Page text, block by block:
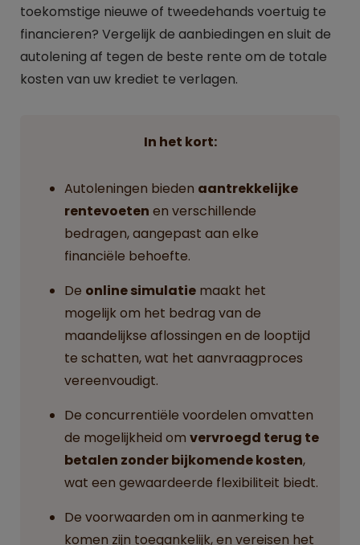
toekomstige nieuwe of tweedehands voertuig te
financieren? Vergelijk de aanbiedingen en sluit de
autolening af tegen de beste rente om de totale
kosten van uw krediet te verlagen.
In het kort:
Autoleningen bieden aantrekkelijke
rentevoeten en verschillende
bedragen, aangepast aan elke
financiële behoefte.
De online simulatie maakt het
mogelijk om het bedrag van de
maandelijkse aflossingen en de looptijd
te schatten, wat het aanvraagproces
vereenvoudigt.
De concurrentiële voordelen omvatten
de mogelijkheid om vervroegd terug te
betalen zonder bijkomende kosten,
wat een gewaardeerde flexibiliteit biedt.
De voorwaarden om in aanmerking te
komen zijn toegankelijk, en vereisen het